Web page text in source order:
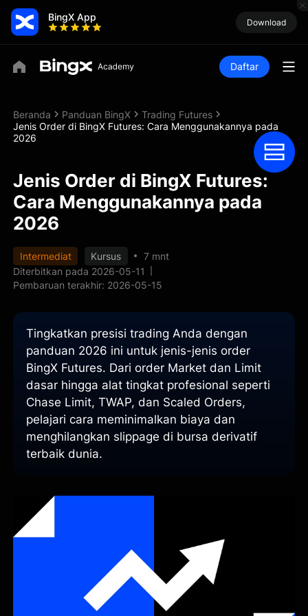
BingX App Download
Daftar
Beranda Panduan BingX
Trading Futures
Jenis Order di BingX Futures: Cara Menggunakannya pada
2026
Jenis Order di BingX Futures:
Cara Menggunakannya pada
2026
Intermediat Kursus
7 mnt
Diterbitkan pada 2026-05-11
Pembaruan terakhir: 2026-05-15
Tingkatkan presisi trading Anda dengan
panduan 2026 ini untuk jenis-jenis order
BingX Futures. Dari order Market dan Limit
dasar hingga alat tingkat profesional seperti
Chase Limit, TWAP, dan Scaled Orders,
pelajari cara meminimalkan biaya dan
menghilangkan slippage di bursa derivatif
terbaik dunia.